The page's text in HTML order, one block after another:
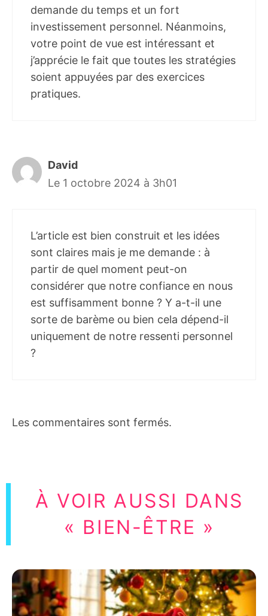
demande du temps et un fort
investissement personnel. Néanmoins,
votre point de vue est intéressant et
j’apprécie le fait que toutes les stratégies
soient appuyées par des exercices
pratiques.
David
Le 1 octobre 2024 à 3h01
L’article est bien construit et les idées
sont claires mais je me demande : à
partir de quel moment peut-on
considérer que notre confiance en nous
est suffisamment bonne ? Y a-t-il une
sorte de barème ou bien cela dépend-il
uniquement de notre ressenti personnel
?
Les commentaires sont fermés.
À VOIR AUSSI DANS
« BIEN-ÊTRE »